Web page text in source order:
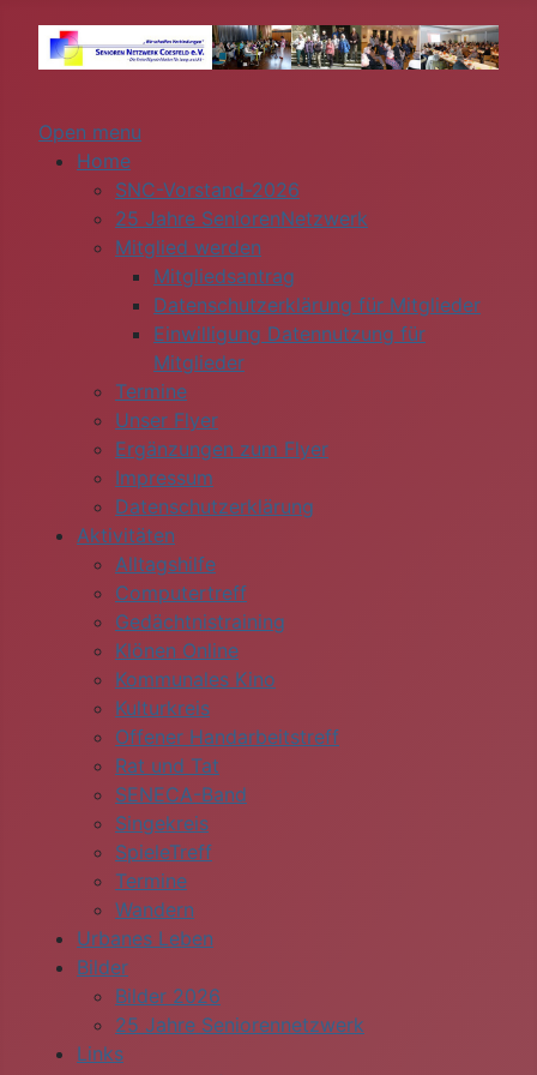
Open menu
Home
SNC-Vorstand-2026
25 Jahre SeniorenNetzwerk
Mitglied werden
Mitgliedsantrag
Datenschutzerklärung für Mitglieder
Einwilligung Datennutzung für
Mitglieder
Termine
Unser Flyer
Ergänzungen zum Flyer
Impressum
Datenschutzerklärung
Aktivitäten
Alltagshilfe
Computertreff
Gedächtnistraining
Klönen Online
Kommunales Kino
Kulturkreis
Offener Handarbeitstreff
Rat und Tat
SENECA-Band
Singekreis
SpieleTreff
Termine
Wandern
Urbanes Leben
Bilder
Bilder 2026
25 Jahre Seniorennetzwerk
Links